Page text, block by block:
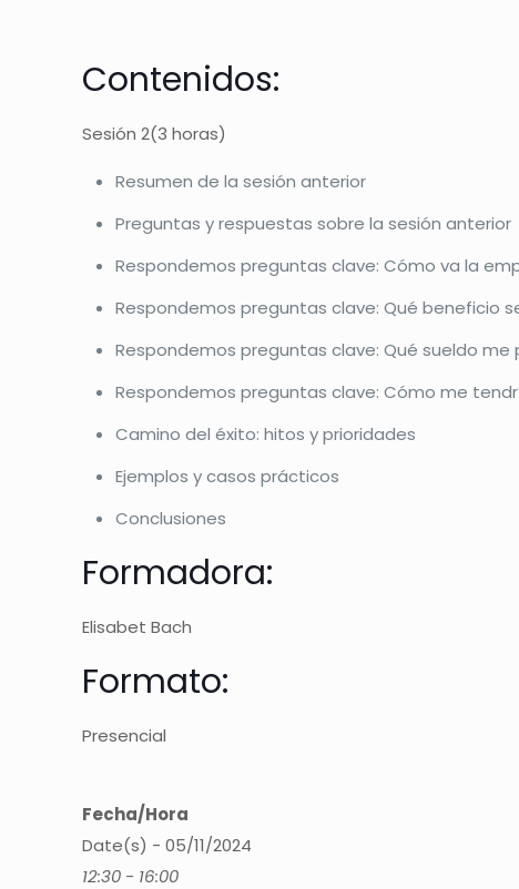
Contenidos:
Sesión 2(3 horas)
Resumen de la sesión anterior
Preguntas y respuestas sobre la sesión anterior
Respondemos preguntas clave: Cómo va la
Respondemos preguntas clave: Qué beneficio
Respondemos preguntas clave: Qué sueldo me
Respondemos preguntas clave: Cómo me
Camino del éxito: hitos y prioridades
Ejemplos y casos prácticos
Conclusiones
Formadora:
Elisabet Bach
Formato:
Presencial
Fecha/Hora
Date(s) - 05/11/2024
12:30 - 16:00